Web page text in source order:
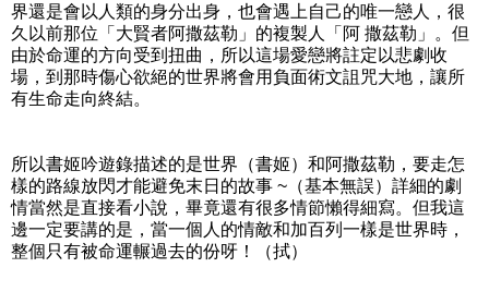
界還是會以人類的身分出身，也會遇上自己的唯一戀人，很
久以前那位「大賢者阿撒茲勒」的複製人「阿 撒茲勒」。但
由於命運的方向受到扭曲，所以這場愛戀將註定以悲劇收
場，到那時傷心欲絕的世界將會用負面術文詛咒大地，讓所
有生命走向終結。
所以書姬吟遊錄描述的是世界（書姬）和阿撒茲勒，要走怎
樣的路線放閃才能避免末日的故事 ~（基本無誤）詳細的劇
情當然是直接看小說，畢竟還有很多情節懶得細寫。但我這
邊一定要講的是，當一個人的情敵和加百列一樣是世界時，
整個只有被命運輾過去的份呀！（拭）